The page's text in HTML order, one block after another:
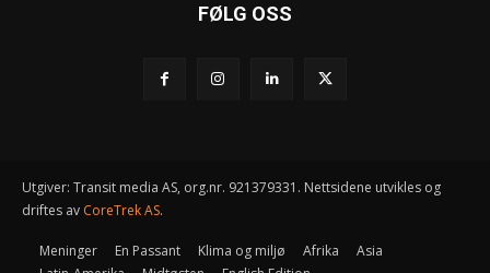
FØLG OSS
Utgiver: Transit media AS, org.nr. 921379331. Nettsidene utvikles og
driftes av CoreTrek AS.
Meninger En Passant Klima og miljø Afrika
Asia